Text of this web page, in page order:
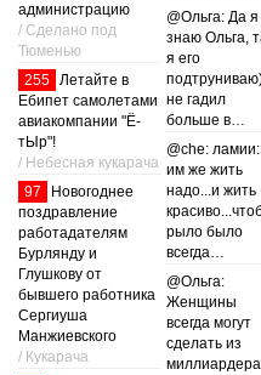
администрацию
/ Сделано под
Тюменью
255 Летайте в
Ебипет самолетами
авиакомпании "Ё-
тЫр"!
/ Небесная кукарача
97
Новогоднее
поздравление
работадателям
Бурлянду и
Глушкову от
бывшего работника
Сергиуша
Манжиевского
/ Кукарача
@Ольга: Да я
знаю Ольга,
я его
не гадил
больше в…
@che: ламии:
им же жить
надо...и жить
рыло было
всегда…
@Ольга:
Женщины
всегда могут
сделать из
миллиардера